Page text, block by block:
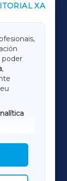
XA
poder
,
das